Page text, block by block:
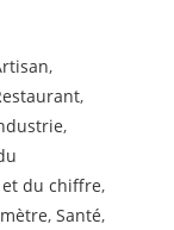
,
,
,
du chiffre,
,Santé,